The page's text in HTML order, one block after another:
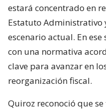
estará concentrado en
Estatuto Administrativo
escenario actual. En
con una normativa
clave para avanzar en
reorganización fiscal.
Quiroz reconoció que